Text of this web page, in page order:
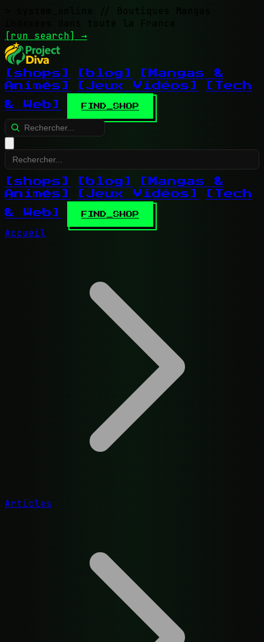
// Boutiques Mangas
indexées dans toute la France
[run search] →
[shops] [blog]
[Mangas &
Animés]
[Jeux Vidéos]
[Tech
& Web]
FIND_SHOP
[shops] [blog]
[Mangas &
Animés]
[Jeux Vidéos]
[Tech
& Web]
FIND_SHOP
Accueil
Articles